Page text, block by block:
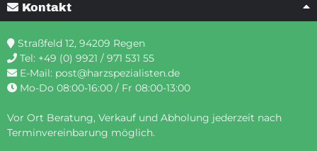
Kontakt
Straßfeld 12, 94209 Regen
Tel: +49 (0) 9921 / 971 531 55
E-Mail: post@harzspezialisten.de
Mo-Do 08:00-16:00 / Fr 08:00-13:00
Vor Ort Beratung, Verkauf und Abholung jederzeit nach
Terminvereinbarung möglich.